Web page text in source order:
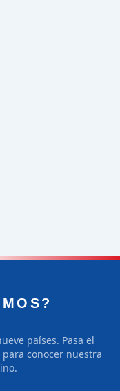
países. Pasa el
conocer nuestra